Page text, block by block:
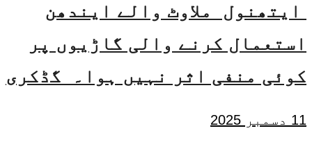
ایتھنول ملاوٹ والے ایندھن
استعمال کرنے والی گاڑیوں پر
کوئی منفی اثر نہیں ہوا۔ گڈکری
11 دسمبر 2025